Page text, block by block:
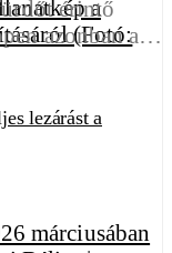
lezárást a
érintő
azonban a…